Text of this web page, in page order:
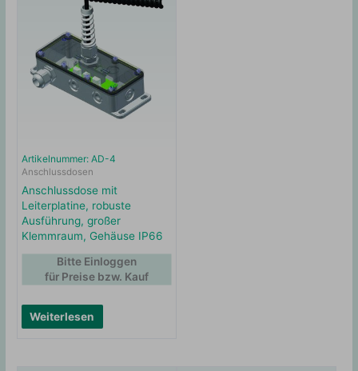
Artikelnummer: AD-4
Anschlussdosen
Anschlussdose mit
Leiterplatine, robuste
Ausführung, großer
Klemmraum, Gehäuse IP66
Weiterlesen
Bitte Einloggen
für Preise bzw. Kauf